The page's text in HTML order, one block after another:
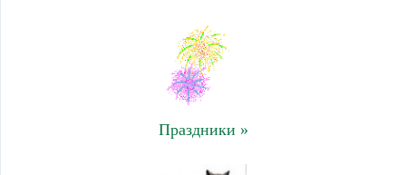
Праздники »